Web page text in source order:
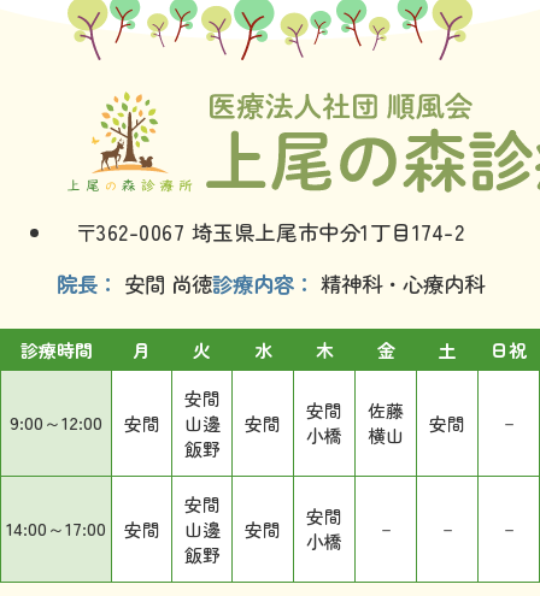
〒362-0067 埼玉県上尾市中分1丁目174-2
院長
安間 尚徳診療内容 精神科・心療内科
診療時間 月 火 水 木 金 土 日祝
9:00～12:00 安間
安間
山邊
飯野
安間
安間
小橋
佐藤
横山
安間 －
14:00～17:00 安間
安間
山邊
飯野
安間
安間
小橋
－ － －